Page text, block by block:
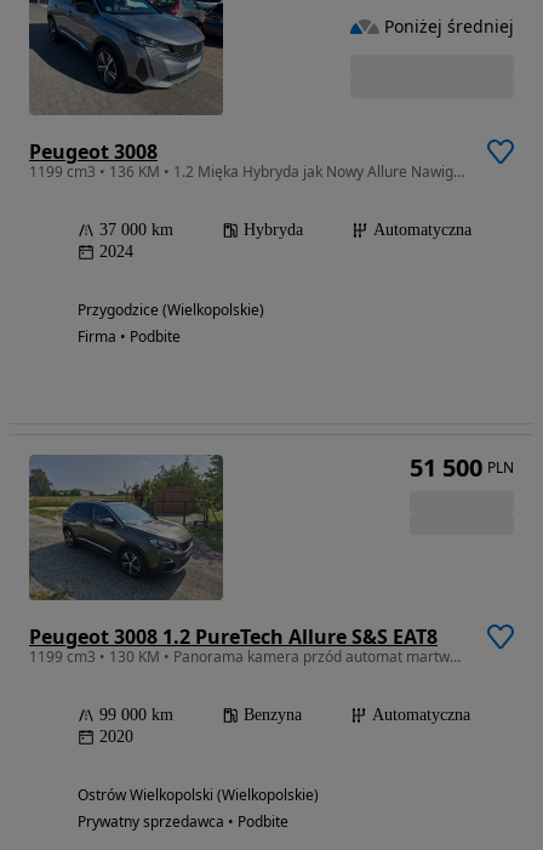
Peugeot 3008
1199 cm3 • 136 KM • 1.2 Mięka Hybryda jak Nowy Allure Nawigacja
37 000 km Hybryda
Automatyczna
2024
Przygodzice (Wielkopolskie)
Firma • Podbite
Poniżej średniej
Peugeot 3008 1.2 PureTech Allure S&S EAT8
1199 cm3 • 130 KM • Panorama kamera przód automat martwe pola hands free
99 000 km Benzyna
Automatyczna
2020
Ostrów Wielkopolski (Wielkopolskie)
Prywatny sprzedawca • Podbite
51 500 PLN